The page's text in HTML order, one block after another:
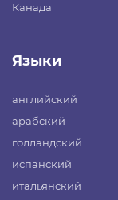
Канада
Языки
английский
арабский
голландский
испанский
итальянский